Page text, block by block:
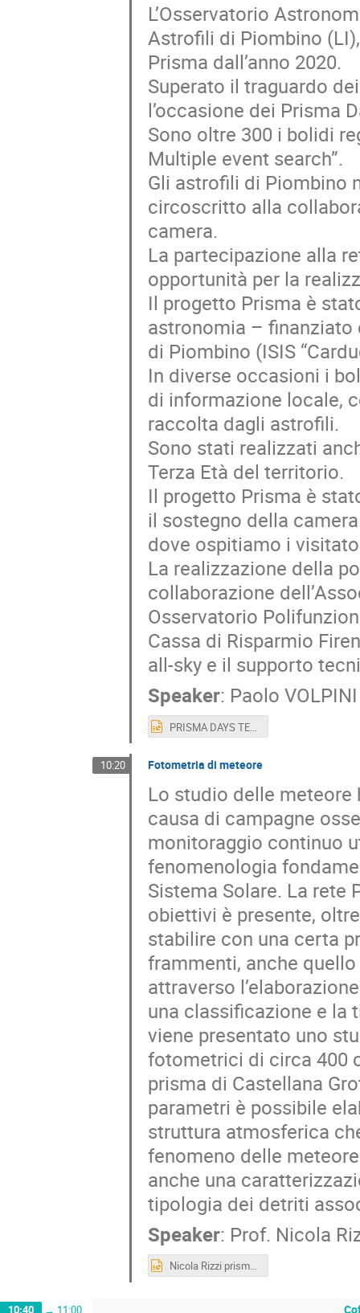
L’Osservatorio
Astrofili di Piombino
Prisma dall’anno 2020.
Superato il traguardo
l’occasione dei Prisma
Sono oltre 300 i bolidi
Multiple event search”.
Gli astrofili di Piombino
circoscritto alla
camera.
La partecipazione alla
opportunità per la
Il progetto Prisma è
astronomia – finanziato
di Piombino (ISIS
In diverse occasioni i
di informazione locale,
raccolta dagli astrofili.
Sono stati realizzati
Terza Età del territorio.
Il progetto Prisma è
il sostegno della
dove ospitiamo i
La realizzazione della
collaborazione
Osservatorio
Cassa di Risparmio
all-sky e il supporto
Speaker: Paolo VOLPINI
PRISMA DAYS TERAMO - AAP 2025.pptx
10:20 Fotometria di meteore
Lo studio delle
causa di campagne
monitoraggio continuo
fenomenologia
Sistema Solare. La rete
obiettivi è presente,
stabilire con una certa
frammenti, anche
attraverso
una classificazione e la
viene presentato uno
fotometrici di circa 400
prisma di Castellana
parametri è possibile
struttura atmosferica
fenomeno delle
anche una
tipologia dei detriti
Speaker: Prof. Nicola
Nicola Rizzi prisma day teramo 7-8 novembre 2025.pptx
10:40 → 11:00